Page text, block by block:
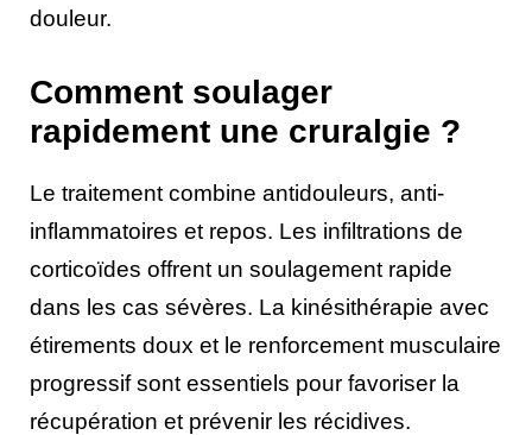
douleur.
Comment soulager
rapidement une cruralgie ?
Le traitement combine antidouleurs, anti-
inflammatoires et repos. Les infiltrations de
corticoïdes offrent un soulagement rapide
dans les cas sévères. La kinésithérapie avec
étirements doux et le renforcement musculaire
progressif sont essentiels pour favoriser la
récupération et prévenir les récidives.